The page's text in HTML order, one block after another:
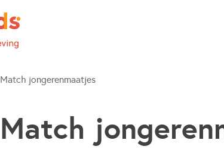
Match jongerenmaatjes
Match